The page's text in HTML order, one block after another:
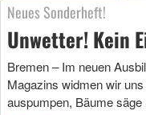
Neues Sonderheft!
Unwetter! Kein
Bremen – Im neuen
Magazins widmen wir
auspumpen, Bäume